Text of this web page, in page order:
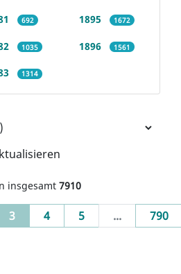
692
1035
1314
1895 1672
1896 1561
insgesamt 7910
3(current)
4 5 ... 790